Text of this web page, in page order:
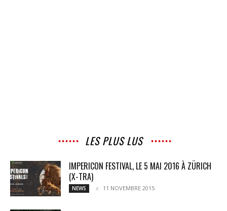
LES PLUS LUS
IMPERICON FESTIVAL, LE 5 MAI 2016 À ZÜRICH
(X-TRA)
NEWS 11 NOVEMBRE 2015